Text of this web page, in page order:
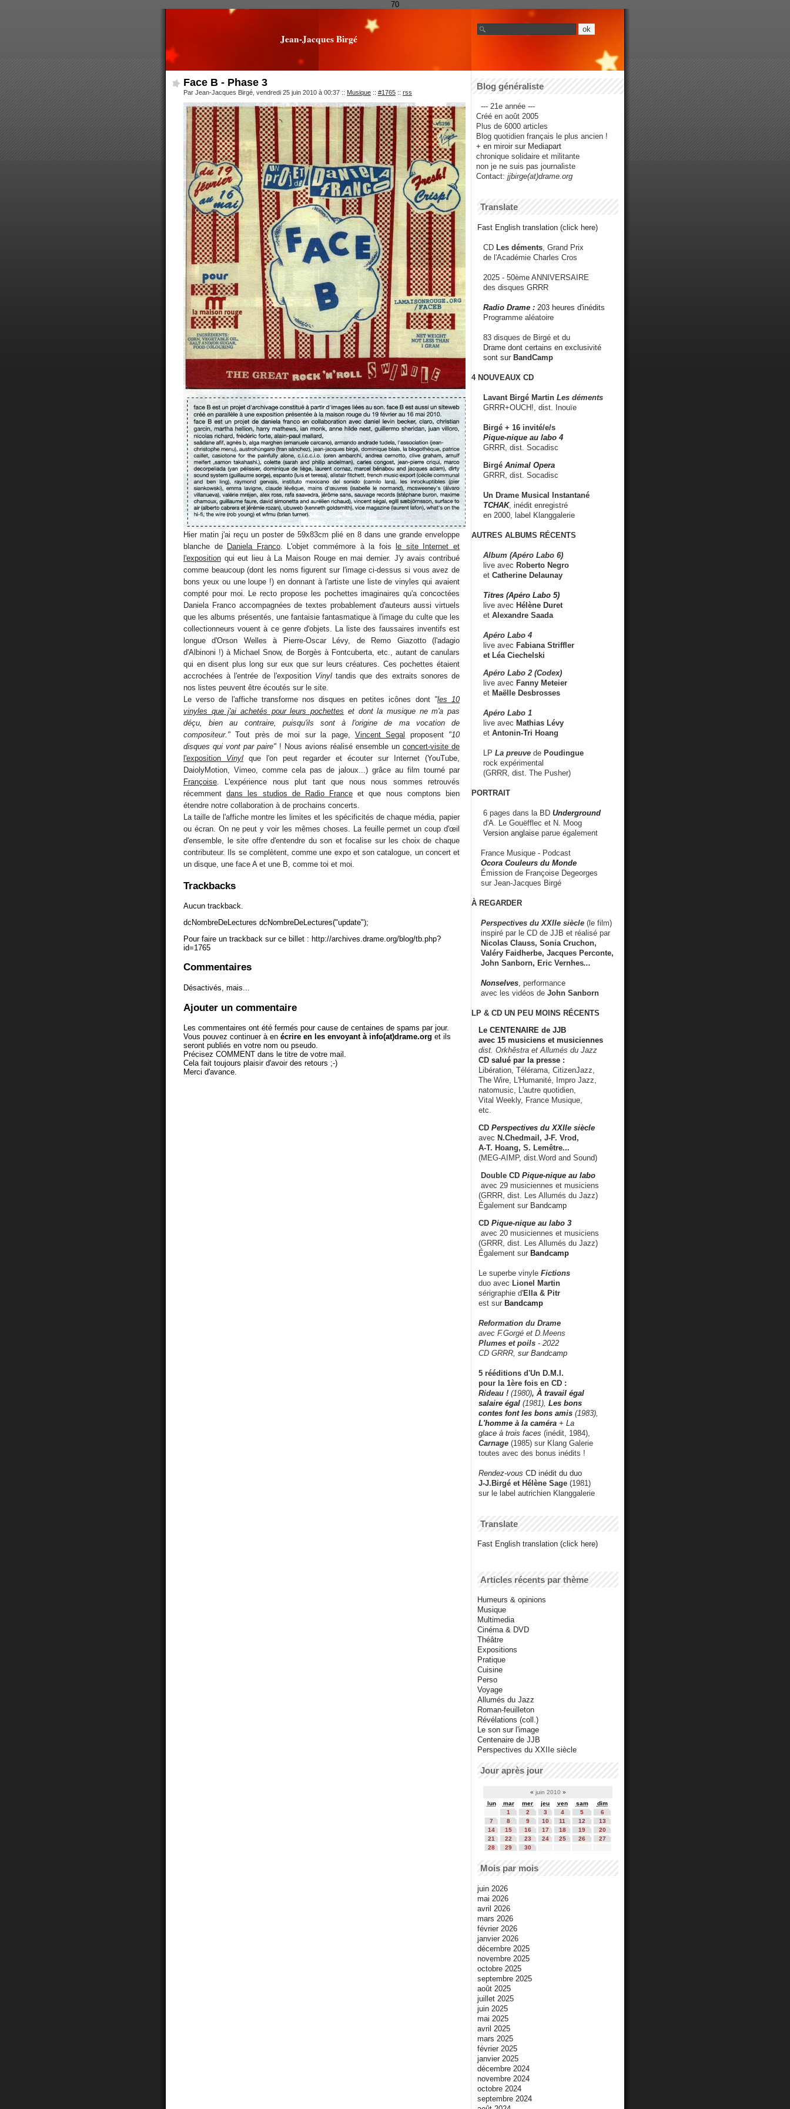
70
Jean-Jacques Birgé
Face B - Phase 3
Par Jean-Jacques Birgé, vendredi 25 juin 2010 à 00:37 :: Musique :: #1765 :: rss
Hier matin j'ai reçu un poster de 59x83cm plié en 8 dans une grande enveloppe
blanche de Daniela Franco. L'objet commémore à la fois
le site Internet et
l'exposition qui eut lieu à La Maison Rouge en mai dernier. J'y avais contribué
comme beaucoup (dont les noms figurent sur l'image ci-dessus si vous avez de
bons yeux ou une loupe !) en donnant à l'artiste une liste de vinyles qui avaient
compté pour moi. Le recto propose les pochettes imaginaires qu'a concoctées
Daniela Franco accompagnées de textes probablement d'auteurs aussi virtuels
que les albums présentés, une fantaisie fantasmatique à l'image du culte que les
collectionneurs vouent à ce genre d'objets. La liste des faussaires inventifs est
longue d'Orson Welles à Pierre-Oscar Lévy, de Remo Giazotto (l'adagio
d'Albinoni !) à Michael Snow, de Borgès à Fontcuberta, etc., autant de canulars
qui en disent plus long sur eux que sur leurs créatures. Ces pochettes étaient
accrochées à l'entrée de l'exposition Vinyltandis que des extraits sonores de
nos listes peuvent être écoutés sur le site.
Le verso de l'affiche transforme nos disques en petites icônes dont "les 10
vinyles que j'ai achetés pour leurs pochettes et dont la musique ne m'a pas
déçu, bien au contraire, puisqu'ils sont à l'origine de ma vocation de
compositeur." Tout près de moi sur la page, Vincent Segal proposent "10
disques qui vont par paire" ! Nous avions réalisé ensemble un concert-visite de
l'exposition Vinyl que l'on peut regarder et écouter sur Internet (YouTube,
DaiolyMotion, Vimeo, comme cela pas de jaloux...) grâce au film tourné par
Françoise . L'expérience nous plut tant que nous nous sommes retrouvés
récemmentdans les studios de Radio France et que nous comptons bien
étendre notre collaboration à de prochains concerts.
La taille de l'affiche montre les limites et les spécificités de chaque média, papier
ou écran. On ne peut y voir les mêmes choses. La feuille permet un coup d'œil
d'ensemble, le site offre d'entendre du son et focalise sur les choix de chaque
contributeur. Ils se complètent, comme une expo et son catalogue, un concert et
un disque, une face A et une B, comme toi et moi.
Trackbacks
Aucun trackback.
dcNombreDeLectures dcNombreDeLectures("update");
Pour faire un trackback sur ce billet : http://archives.drame.org/blog/tb.php?
id=1765
Commentaires
Désactivés, mais...
Ajouter un commentaire
Les commentaires ont été fermés pour cause de centaines de spams par jour.
Vous pouvez continuer à en écrire en les envoyant à info(at)drame.org et ils
seront publiés en votre nom ou pseudo.
Précisez COMMENT dans le titre de votre mail.
Cela fait toujours plaisir d'avoir des retours ;-)
Merci d'avance.
Blog généraliste
--- 21e année ---
Créé en août 2005
Plus de 6000 articles
Blog quotidien français le plus ancien !
+ en miroir sur Mediapart
chronique solidaire et militante
non je ne suis pas journaliste
Contact: jjbirge(at)drame.org
Translate
Fast English translation (click here)
CD Les déments , Grand Prix
de l'Académie Charles Cros
2025 - 50ème ANNIVERSAIRE
des disques GRRR
Radio Drame : 203 heures d'inédits
Programme aléatoire
83 disques de Birgé et du
Drame dont certains en exclusivité
sont sur BandCamp
4 NOUVEAUX CD
Lavant Birgé Martin Les déments
GRRR+OUCH!, dist. Inouïe
Birgé + 16 invité/e/s
Pique-nique au labo 4
GRRR, dist. Socadisc
Birgé Animal Opera
GRRR, dist. Socadisc
Un Drame Musical Instantané
TCHAK, inédit enregistré
en 2000, label Klanggalerie
AUTRES ALBUMS RÉCENTS
Album (Apéro Labo 6)
live avec Roberto Negro
et Catherine Delaunay
Titres (Apéro Labo 5)
live avec Hélène Duret
et Alexandre Saada
Apéro Labo 4
live avec Fabiana Striffler
et Léa Ciechelski
Apéro Labo 2 (Codex)
live avec Fanny Meteier
et Maëlle Desbrosses
Apéro Labo 1
live avec Mathias Lévy
et Antonin-Tri Hoang
LP La preuve de Poudingue
rock expérimental
(GRRR, dist. The Pusher)
PORTRAIT
6 pages dans la BD Underground
d'A. Le Gouëfflec et N. Moog
Version anglaise parue également
France Musique - Podcast
Ocora Couleurs du Monde
Émission de Françoise Degeorges
sur Jean-Jacques Birgé
À REGARDER
Perspectives du XXIIe siècle (le film)
inspiré par le CD de JJB et réalisé par
Nicolas Clauss, Sonia Cruchon,
Valéry Faidherbe, Jacques Perconte,
John Sanborn, Eric Vernhes...
Nonselves , performance
avec les vidéos de John Sanborn
LP & CD UN PEU MOINS RÉCENTS
Le CENTENAIRE de JJB
avec 15 musiciens et musiciennes
dist. Orkhêstra et Allumés du Jazz
CD salué par la presse :
Libération, Télérama, CitizenJazz,
The Wire, L'Humanité, Impro Jazz,
natomusic, L'autre quotidien,
Vital Weekly, France Musique,
etc.
CD Perspectives du XXIIe siècle
avec N.Chedmail, J-F. Vrod,
A-T. Hoang, S. Lemêtre...
(MEG-AIMP, dist.Word and Sound)
Double CD Pique-nique au labo
avec 29 musiciennes et musiciens
(GRRR, dist. Les Allumés du Jazz)
Également sur Bandcamp
CD Pique-nique au labo 3
avec 20 musiciennes et musiciens
(GRRR, dist. Les Allumés du Jazz)
Également sur Bandcamp
Le superbe vinyle Fictions
duo avec Lionel Martin
sérigraphie d'Ella & Pitr
est sur Bandcamp
Reformation du Drame
avec F.Gorgé et D.Meens
Plumes et poils - 2022
CD GRRR, sur Bandcamp
5 rééditions d'Un D.M.I.
pour la 1ère fois en CD :
Rideau ! (1980), À travail égal
salaire égal (1981), Les bons
contes font les bons amis (1983),
L'homme à la caméra + La
glace à trois faces (inédit, 1984),
Carnage (1985) sur Klang Galerie
toutes avec des bonus inédits !
Rendez-vous CD inédit du duo
J-J.Birgé et Hélène Sage (1981)
sur le label autrichien Klanggalerie
Translate
Fast English translation (click here)
Articles récents par thème
Humeurs & opinions
Musique
Multimedia
Cinéma & DVD
Théâtre
Expositions
Pratique
Cuisine
Perso
Voyage
Allumés du Jazz
Roman-feuilleton
Révélations (coll.)
Le son sur l'image
Centenaire de JJB
Perspectives du XXIIe siècle
Jour après jour
« juin 2010 »
lun
mar mer jeu ven sam
dim
1
2 3 4 5
6
7
8 9 10 11 12
13
14
15 16 17 18 19
20
21
22 23 24 25 26
27
28
29 30
Mois par mois
juin 2026
mai 2026
avril 2026
mars 2026
février 2026
janvier 2026
décembre 2025
novembre 2025
octobre 2025
septembre 2025
août 2025
juillet 2025
juin 2025
mai 2025
avril 2025
mars 2025
février 2025
janvier 2025
décembre 2024
novembre 2024
octobre 2024
septembre 2024